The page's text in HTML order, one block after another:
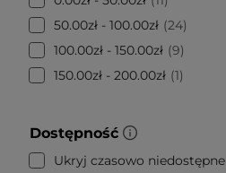
50.00zł - 100.00zł 24
100.00zł - 150.00zł 9
150.00zł - 200.00zł 1
Dostępność
Ukryj czasowo niedostępne